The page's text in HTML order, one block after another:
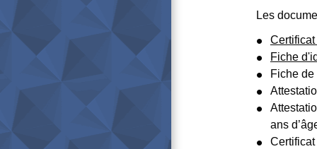
Les
Fiche
Fiche
ans
Certificat